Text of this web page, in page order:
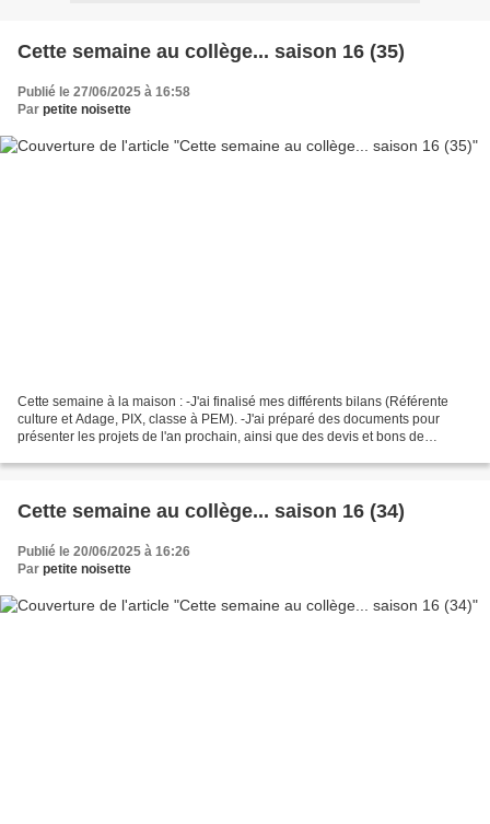
Cette semaine au collège... saison 16 (35)
Publié le 27/06/2025 à 16:58
Par petite noisette
Cette semaine à la maison : -J'ai finalisé mes différents bilans (Référente
culture et Adage, PIX, classe à PEM). -J'ai préparé des documents pour
présenter les projets de l'an prochain, ainsi que des devis et bons de
Cette semaine au collège... saison 16 (34)
Publié le 20/06/2025 à 16:26
Par petite noisette